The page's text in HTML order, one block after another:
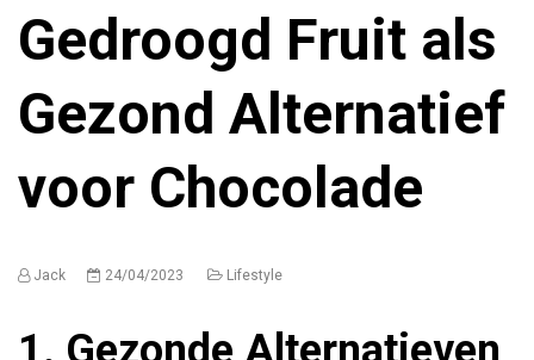
Gedroogd Fruit als
Gezond Alternatief
voor Chocolade
Jack 24/04/2023 Lifestyle